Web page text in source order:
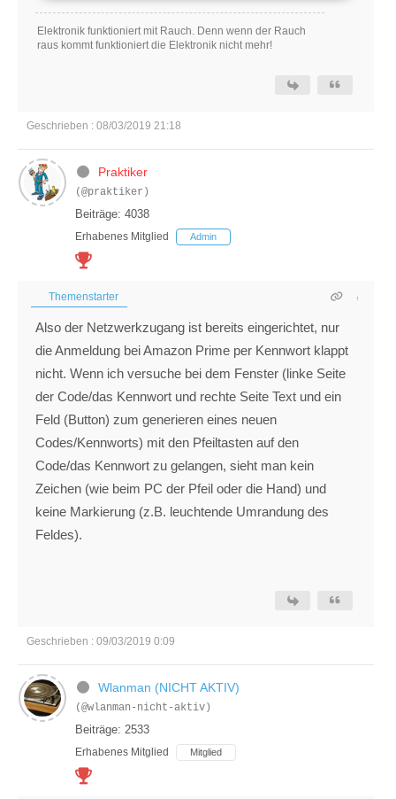
Elektronik funktioniert mit Rauch. Denn wenn der Rauch
raus kommt funktioniert die Elektronik nicht mehr!
Geschrieben : 08/03/2019 21:18
Praktiker
(@praktiker)
Beiträge: 4038
Erhabenes Mitglied Admin
Themenstarter
Also der Netzwerkzugang ist bereits eingerichtet, nur
die Anmeldung bei Amazon Prime per Kennwort klappt
nicht. Wenn ich versuche bei dem Fenster (linke Seite
der Code/das Kennwort und rechte Seite Text und ein
Feld (Button) zum generieren eines neuen
Codes/Kennworts) mit den Pfeiltasten auf den
Code/das Kennwort zu gelangen, sieht man kein
Zeichen (wie beim PC der Pfeil oder die Hand) und
keine Markierung (z.B. leuchtende Umrandung des
Feldes).
Geschrieben : 09/03/2019 0:09
Wlanman (NICHT AKTIV)
(@wlanman-nicht-aktiv)
Beiträge: 2533
Erhabenes Mitglied Mitglied